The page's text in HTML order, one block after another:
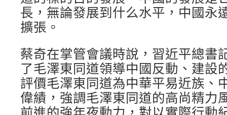
長，無論發展到什么水平，中國永
擴張。
蔡奇在掌管會議時說，習近平總書
了毛澤東同道領導中國反動、建設
評價毛澤東同道為中華平易近族、
偉績，強調毛澤東同道的高尚精力